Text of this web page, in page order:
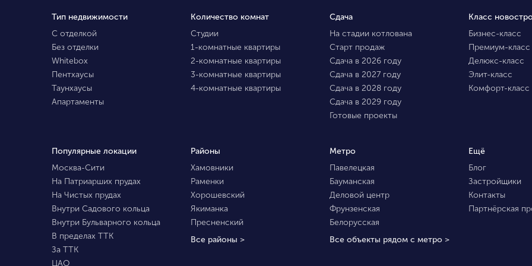
Тип недвижимости
С отделкой
Без отделки
Whitebox
Пентхаусы
Таунхаусы
Апартаменты
Количество комнат
Студии
1-комнатные квартиры
2-комнатные квартиры
3-комнатные квартиры
4-комнатные квартиры
Сдача
На стадии котлована
Старт продаж
Сдача в 2026 году
Сдача в 2027 году
Сдача в 2028 году
Сдача в 2029 году
Готовые проекты
Класс
Бизнес-класс
Премиум-класс
Делюкс-класс
Элит-класс
Комфорт-класс
Популярные локации
Москва-Сити
На Патриарших прудах
На Чистых прудах
Внутри Садового кольца
Внутри Бульварного кольца
В пределах ТТК
За ТТК
ЦАО
Районы
Хамовники
Раменки
Хорошевский
Якиманка
Пресненский
Все районы >
Метро
Павелецкая
Бауманская
Деловой центр
Фрунзенская
Белорусская
Все объекты рядом с метро >
Ещё
Блог
Застройщики
Контакты
Партнёрская